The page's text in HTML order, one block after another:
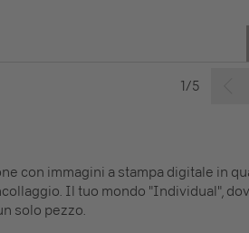
1/5
con immagini a stampa digitale in
Il tuo mondo "Individual",
solo pezzo.